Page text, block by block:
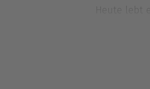
Heute lebt
Reihe